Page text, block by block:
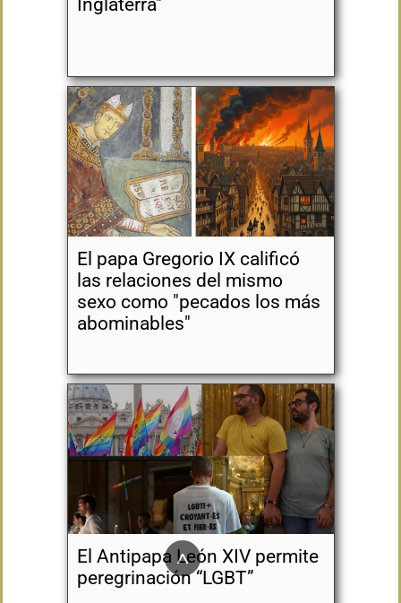
Inglaterra"
El papa Gregorio IX calificó
las relaciones del mismo
sexo como "pecados los más
abominables"
El Antipapa León XIV permite
peregrinación “LGBT”
^